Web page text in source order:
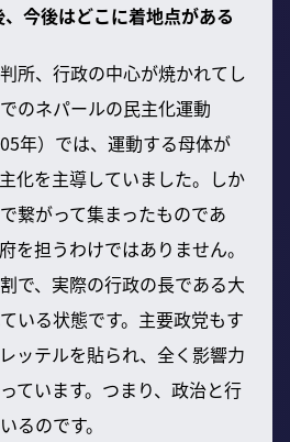
今後はどこに着地点がある
所、行政の中心が焼かれてし
のネパールの民主化運動
年）では、運動する母体が
化を主導していました。しか
繋がって集まったものであ
を担うわけではありません。
で、実際の行政の長である大
いる状態です。主要政党もす
ッテルを貼られ、全く影響力
ています。つまり、政治と行
るのです。